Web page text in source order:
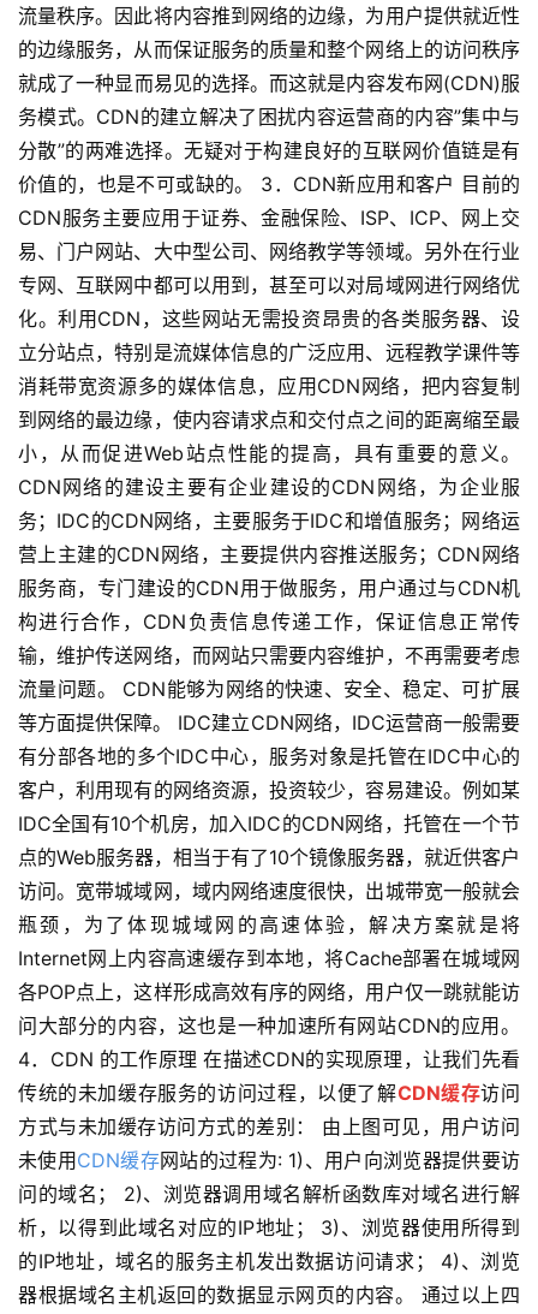
流量秩序。因此将内容推到网络的边缘，为用户提供就近性
的边缘服务，从而保证服务的质量和整个网络上的访问秩序
就成了一种显而易见的选择。而这就是内容发布网(CDN)服
务模式。CDN的建立解决了困扰内容运营商的内容”集中与
分散”的两难选择。无疑对于构建良好的互联网价值链是有
价值的，也是不可或缺的。 3．CDN新应用和客户 目前的
CDN服务主要应用于证券、金融保险、ISP、ICP、网上交
易、门户网站、大中型公司、网络教学等领域。另外在行业
专网、互联网中都可以用到，甚至可以对局域网进行网络优
化。利用CDN，这些网站无需投资昂贵的各类服务器、设
立分站点，特别是流媒体信息的广泛应用、远程教学课件等
消耗带宽资源多的媒体信息，应用CDN网络，把内容复制
到网络的最边缘，使内容请求点和交付点之间的距离缩至最
小，从而促进Web站点性能的提高，具有重要的意义。
CDN网络的建设主要有企业建设的CDN网络，为企业服
务；IDC的CDN网络，主要服务于IDC和增值服务；网络运
营上主建的CDN网络，主要提供内容推送服务；CDN网络
服务商，专门建设的CDN用于做服务，用户通过与CDN机
构进行合作，CDN负责信息传递工作，保证信息正常传
输，维护传送网络，而网站只需要内容维护，不再需要考虑
流量问题。 CDN能够为网络的快速、安全、稳定、可扩展
等方面提供保障。 IDC建立CDN网络，IDC运营商一般需要
有分部各地的多个IDC中心，服务对象是托管在IDC中心的
客户，利用现有的网络资源，投资较少，容易建设。例如某
IDC全国有10个机房，加入IDC的CDN网络，托管在一个节
点的Web服务器，相当于有了10个镜像服务器，就近供客户
访问。宽带城域网，域内网络速度很快，出城带宽一般就会
瓶颈，为了体现城域网的高速体验，解决方案就是将
Internet网上内容高速缓存到本地，将Cache部署在城域网
各POP点上，这样形成高效有序的网络，用户仅一跳就能访
问大部分的内容，这也是一种加速所有网站CDN的应用。
4．CDN 的工作原理 在描述CDN的实现原理，让我们先看
传统的未加缓存服务的访问过程，以便了解CDN缓存访问
方式与未加缓存访问方式的差别： 由上图可见，用户访问
未使用CDN缓存网站的过程为: 1)、用户向浏览器提供要访
问的域名； 2)、浏览器调用域名解析函数库对域名进行解
析，以得到此域名对应的IP地址； 3)、浏览器使用所得到
的IP地址，域名的服务主机发出数据访问请求； 4)、浏览
器根据域名主机返回的数据显示网页的内容。 通过以上四